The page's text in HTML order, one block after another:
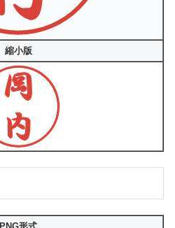
縮小版